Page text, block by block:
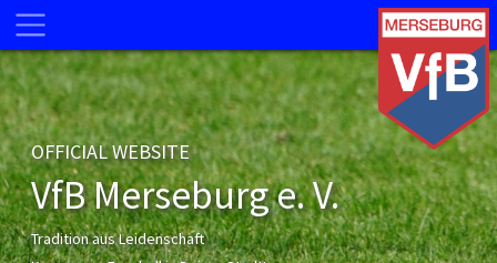
OFFICIAL WEBSITE
VfB Merseburg e. V.
Tradition aus Leidenschaft